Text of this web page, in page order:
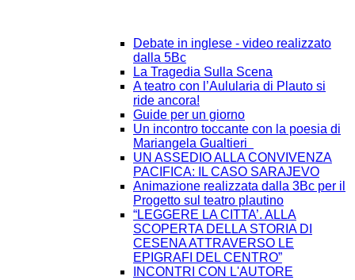
Debate in inglese - video realizzato
dalla 5Bc
La Tragedia Sulla Scena
A teatro con l’Aulularia di Plauto si
ride ancora!
Guide per un giorno
Un incontro toccante con la poesia di
Mariangela Gualtieri
UN ASSEDIO ALLA CONVIVENZA
PACIFICA: IL CASO SARAJEVO
Animazione realizzata dalla 3Bc per il
Progetto sul teatro plautino
“LEGGERE LA CITTA’. ALLA
SCOPERTA DELLA STORIA DI
CESENA ATTRAVERSO LE
EPIGRAFI DEL CENTRO”
INCONTRI CON L'AUTORE